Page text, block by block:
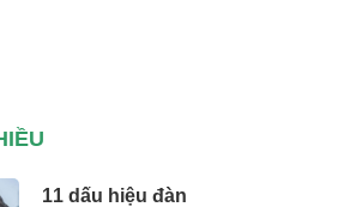
11 dấu hiệu đàn